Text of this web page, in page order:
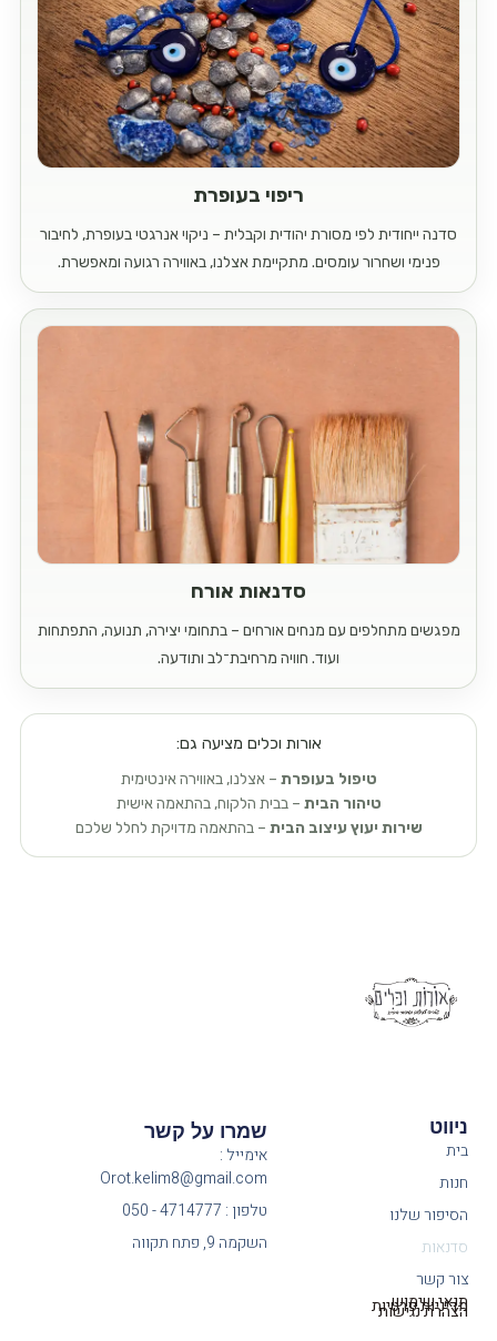
ריפוי בעופרת
סדנה ייחודית לפי מסורת יהודית וקבלית – ניקוי אנרגטי בעופרת, לחיבור
פנימי ושחרור עומסים. מתקיימת אצלנו, באווירה רגועה ומאפשרת.
סדנאות אורח
מפגשים מתחלפים עם מנחים אורחים – בתחומי יצירה, תנועה, התפתחות
ועוד. חוויה מרחיבת־לב ותודעה.
אורות וכלים מציעה גם:
טיפול בעופרת – אצלנו, באווירה אינטימית
טיהור הבית – בבית הלקוח, בהתאמה אישית
שירות יעוץ עיצוב הבית – בהתאמה מדויקת לחלל שלכם
ניווט
בית
חנות
הסיפור שלנו
סדנאות
צור קשר
תנאי שימוש
מדיניות פרטיות
הצהרת נגישות
שמרו על קשר
אימייל :
Orot.kelim8@gmail.com
טלפון : 4714777 - 050
השקמה 9, פתח תקווה